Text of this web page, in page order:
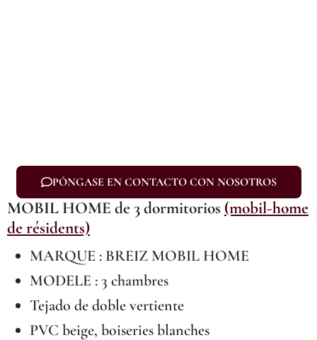
PÓNGASE EN CONTACTO CON NOSOTROS
MOBIL HOME de 3 dormitorios (mobil-home
de résidents)
MARQUE : BREIZ MOBIL HOME
MODELE : 3 chambres
Tejado de doble vertiente
PVC beige, boiseries blanches